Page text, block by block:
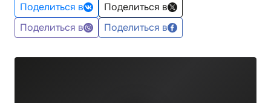
Поделиться в
Поделиться в
Поделиться в
Поделиться в